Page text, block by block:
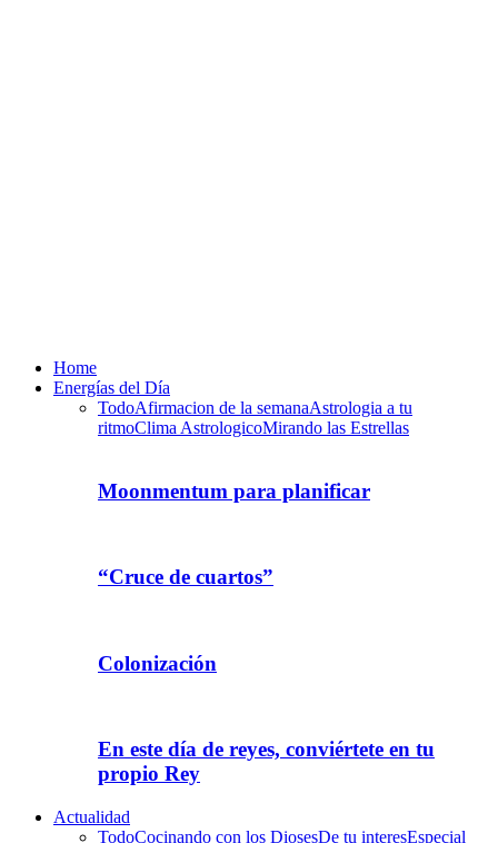
Home
Energías del Día
TodoAfirmacion de la semanaAstrologia a tu
ritmoClima AstrologicoMirando las Estrellas
Moonmentum para planificar
“Cruce de cuartos”
Colonización
En este día de reyes, conviértete en tu
propio Rey
Actualidad
TodoCocinando con los DiosesDe tu interesEspecial